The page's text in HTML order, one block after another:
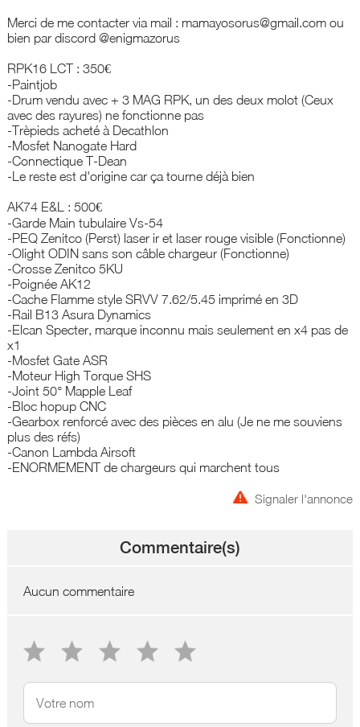
Merci de me contacter via mail : mamayosorus@gmail.com ou
bien par discord @enigmazorus
RPK16 LCT : 350€
-Paintjob
-Drum vendu avec + 3 MAG RPK, un des deux molot (Ceux
avec des rayures) ne fonctionne pas
-Trèpieds acheté à Decathlon
-Mosfet Nanogate Hard
-Connectique T-Dean
-Le reste est d'origine car ça tourne déjà bien
AK74 E&L : 500€
-Garde Main tubulaire Vs-54
-PEQ Zenitco (Perst) laser ir et laser rouge visible (Fonctionne)
-Olight ODIN sans son câble chargeur (Fonctionne)
-Crosse Zenitco 5KU
-Poignée AK12
-Cache Flamme style SRVV 7.62/5.45 imprimé en 3D
-Rail B13 Asura Dynamics
-Elcan Specter, marque inconnu mais seulement en x4 pas de
x1
-Mosfet Gate ASR
-Moteur High Torque SHS
-Joint 50° Mapple Leaf
-Bloc hopup CNC
-Gearbox renforcé avec des pièces en alu (Je ne me souviens
plus des réfs)
-Canon Lambda Airsoft
-ENORMEMENT de chargeurs qui marchent tous
Signaler l'annonce
Commentaire(s)
Aucun commentaire